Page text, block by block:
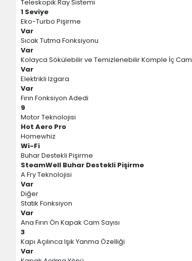
Teleskopik Ray Sistemi
1 Seviye
Eko-Turbo Pişirme
Var
Sıcak Tutma Fonksiyonu
Var
Kolayca Sökülebilir ve Temizlenebilir Komple İç Cam
Var
Elektrikli Izgara
Var
Fırın Fonksiyon Adedi
9
Motor Teknolojisi
Hot Aero Pro
Homewhiz
Wi-Fi
Buhar Destekli Pişirme
SteamWell Buhar Destekli Pişirme
A Fry Teknolojisi
Var
Diğer
Statik Fonksiyon
Var
Ana Fırın Ön Kapak Cam Sayısı
3
Kapı Açılınca Işık Yanma Özelliği
Var